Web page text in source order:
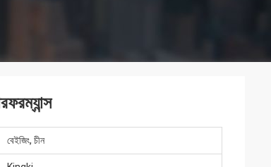
বেইজিং, চীন